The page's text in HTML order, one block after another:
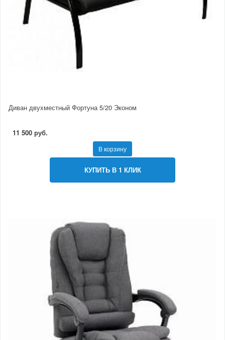
Диван двухместный Фортуна 5/20 Эконом
11 500 руб.
В корзину
КУПИТЬ В 1 КЛИК